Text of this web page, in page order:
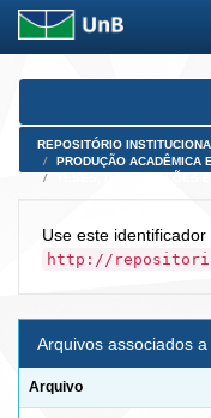
Skip
REPOSITÓRIO
PRODUÇÃO ACADÊMICA
Use este
http://
Arquivos associados
Arquivo